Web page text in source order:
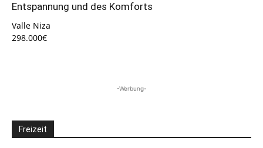
Entspannung und des Komforts
Valle Niza
298.000€
-Werbung-
Freizeit